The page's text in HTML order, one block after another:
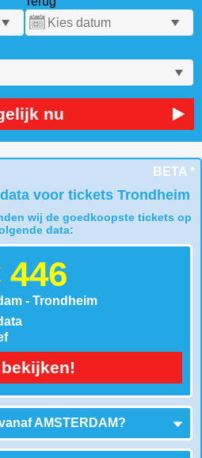
nu
BETA *
voor tickets Trondheim
wij de goedkoopste tickets op
data:
446
- Trondheim
AMSTERDAM?